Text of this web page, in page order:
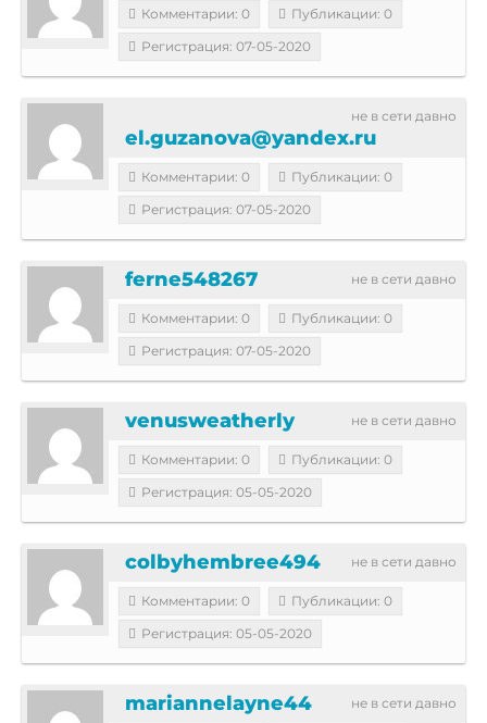
Комментарии: 0
Публикации: 0
Регистрация: 07-05-2020
не в сети давно
el.guzanova@yandex.ru
Комментарии: 0
Публикации: 0
Регистрация: 07-05-2020
не в сети давно
ferne548267
Комментарии: 0
Публикации: 0
Регистрация: 07-05-2020
не в сети давно
venusweatherly
Комментарии: 0
Публикации: 0
Регистрация: 05-05-2020
не в сети давно
colbyhembree494
Комментарии: 0
Публикации: 0
Регистрация: 05-05-2020
не в сети давно
mariannelayne44